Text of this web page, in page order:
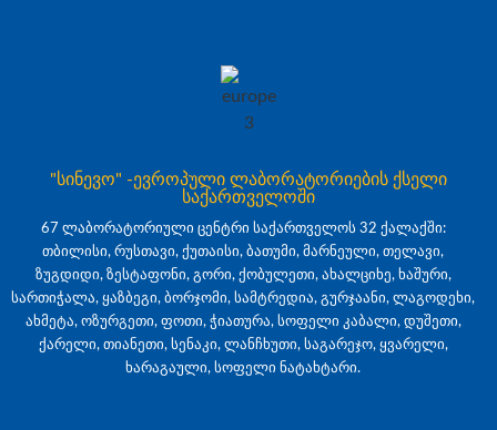
"სინევო" -ევროპული ლაბორატორიების ქსელი
საქართველოში
67 ლაბორატორიული ცენტრი საქართველოს 32 ქალაქში:
თბილისი, რუსთავი, ქუთაისი, ბათუმი, მარნეული, თელავი,
ზუგდიდი, ზესტაფონი, გორი, ქობულეთი, ახალციხე, ხაშური,
სართიჭალა, ყაზბეგი, ბორჯომი, სამტრედია, გურჯაანი, ლაგოდეხი,
ახმეტა, ოზურგეთი, ფოთი, ჭიათურა, სოფელი კაბალი, დუშეთი,
ქარელი, თიანეთი, სენაკი, ლანჩხუთი, საგარეჯო, ყვარელი,
ხარაგაული, სოფელი ნატახტარი.